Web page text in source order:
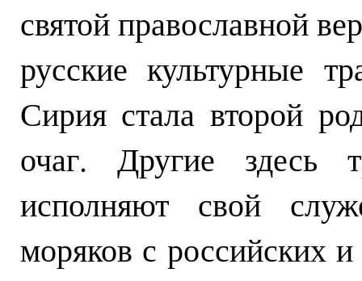
святой православной
русские культурные
Сирия стала второй
очаг. Другие здесь
исполняют свой
моряков с российских